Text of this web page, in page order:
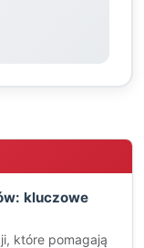
kluczowe
które pomagają